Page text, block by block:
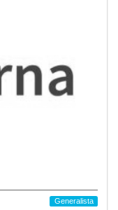
Generalista